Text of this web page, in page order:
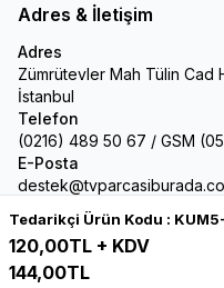
Tedarikçi Ürün Kodu :
120,00TL + KDV
144,00TL
Adres & İletişim
Adres
Zümrütevler Mah Tülin Cad
İstanbul
Telefon
(0216) 489 50 67 / GSM
E-Posta
Facebook
Twitter